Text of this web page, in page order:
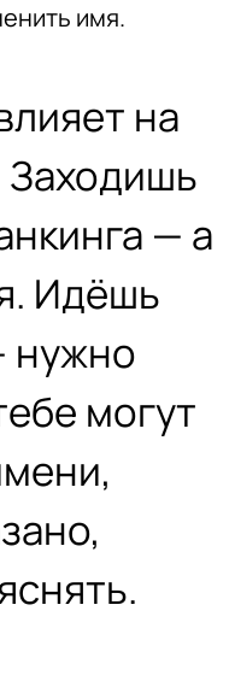
имя.
на
— а
Идёшь
нужно
могут